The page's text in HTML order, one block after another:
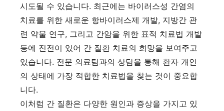
시도될 수 있습니다. 최근에는 바이러스성 간염의
치료를 위한 새로운 항바이러스제 개발, 지방간 관
련 약물 연구, 그리고 간암을 위한 표적 치료법 개발
등에 진전이 있어 간 질환 치료의 희망을 보여주고
있습니다. 전문 의료팀과의 상담을 통해 환자 개인
의 상태에 가장 적합한 치료법을 찾는 것이 중요합
니다.
이처럼 간 질환은 다양한 원인과 증상을 가지고 있